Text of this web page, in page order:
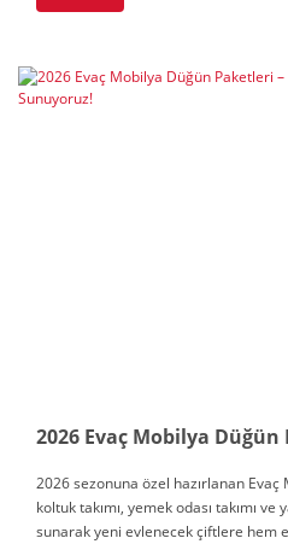
2026 sezonuna özel hazırlanan
koltuk takımı, yemek odası takımı ve
sunarak yeni evlenecek çiftlere hem